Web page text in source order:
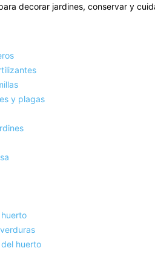
decorar jardines, conservar y
y plagas
huerto